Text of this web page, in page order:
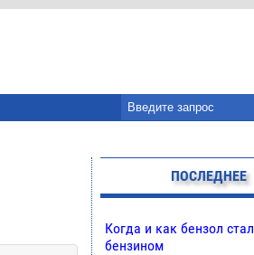
ПОСЛЕДНЕЕ
Когда и как бензол стал
бензином